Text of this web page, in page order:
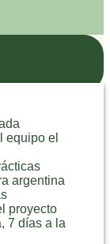
equipo el
argentina
proyecto
7 días a la